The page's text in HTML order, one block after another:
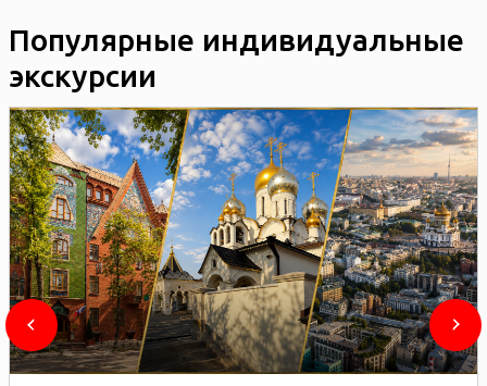
Популярные индивидуальные
экскурсии